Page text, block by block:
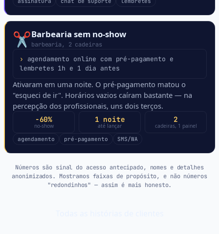
✂️Barbearia sem no-show
barbearia, 2 cadeiras
› agendamento online com pré-pagamento e
lembretes 1h e 1 dia antes
Ativaram em uma noite. O pré-pagamento matou o
"esqueci de ir". Horários vazios caíram bastante — na
percepção dos profissionais, uns dois terços.
−60%
no-show
1 noite
até lançar
2
cadeiras, 1 painel
agendamento
pré-pagamento SMS/WA
Números são sinal do acesso antecipado, nomes e detalhes
anonimizados. Mostramos faixas de propósito, e não números
"redondinhos" — assim é mais honesto.